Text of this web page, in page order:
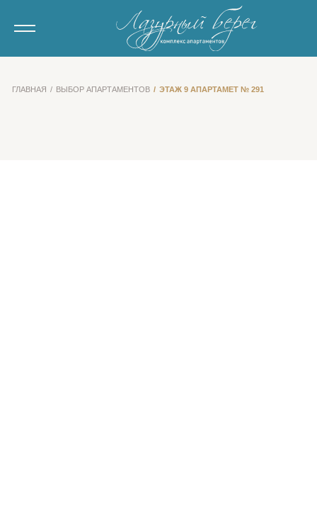
ГЛАВНАЯ ВЫБОР АПАРТАМЕНТОВ ЭТАЖ 9 АПАРТАМЕТ № 291